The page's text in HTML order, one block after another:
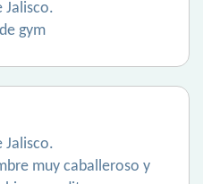
Jalisco.
gym
Jalisco.
muy caballeroso y